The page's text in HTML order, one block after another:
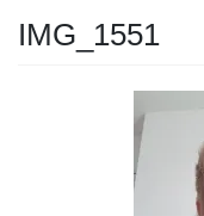
IMG_1551